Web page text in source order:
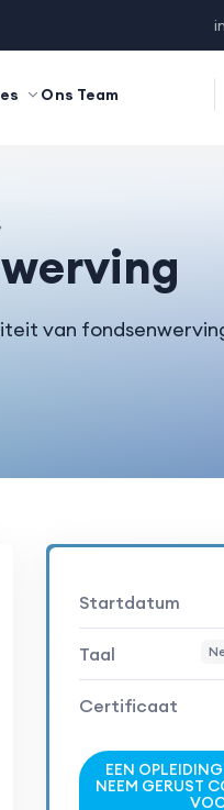
Ons Team
van
Startdatum
Taal
Certificaat
EEN
NEEM GERUST